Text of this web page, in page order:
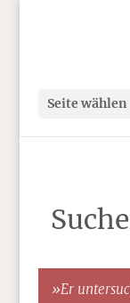
Seite wählen
»Er